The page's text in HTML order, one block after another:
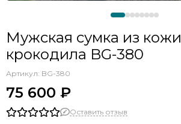
Мужская сумка из кожи
крокодила BG-380
Артикул: BG-380
75 600 ₽
Оставить отзыв